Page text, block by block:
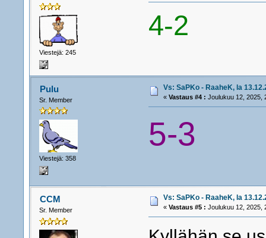
Viestejä: 245
4-2
Pulu
Sr. Member
Viestejä: 358
Vs: SaPKo - RaaheK, la
«Vastaus #4 : Joulukuu 12, 2025,
5-3
CCM
Sr. Member
Vs: SaPKo - RaaheK, la
«Vastaus #5 : Joulukuu 12, 2025,